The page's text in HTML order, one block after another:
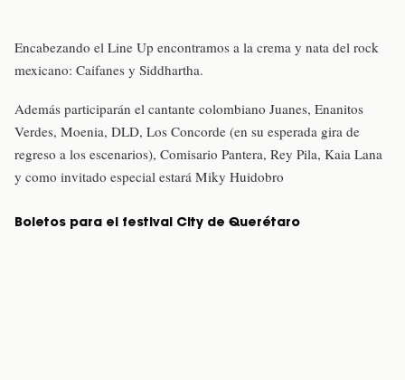
Encabezando el Line Up encontramos a la crema y nata del rock
mexicano: Caifanes y Siddhartha.
Además participarán el cantante colombiano Juanes, Enanitos
Verdes, Moenia, DLD, Los Concorde (en su esperada gira de
regreso a los escenarios), Comisario Pantera, Rey Pila, Kaia Lana
y como invitado especial estará Miky Huidobro
Boletos para el festival City de Querétaro